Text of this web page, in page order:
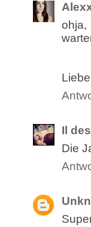
Il
Die